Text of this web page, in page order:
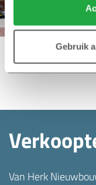
Gebruik
Van Herk